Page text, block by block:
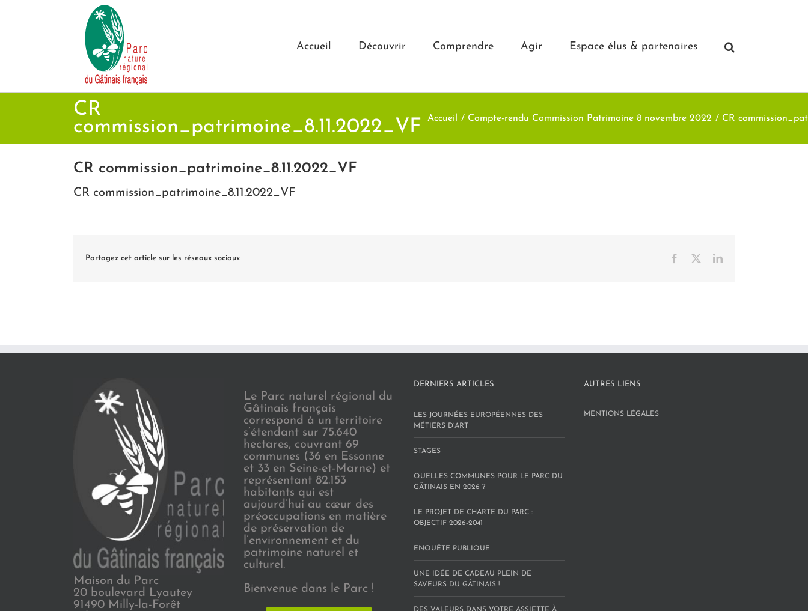
Accueil Découvrir Comprendre Agir Espace élus & partenaires
CR
commission_patrimoine_8.11.2022_VF
Accueil Compte-rendu Commission Patrimoine 8 novembre 2022 CR
CR commission_patrimoine_8.11.2022_VF
CR commission_patrimoine_8.11.2022_VF
Partagez cet article sur les réseaux sociaux Facebook LinkedIn
Maison du Parc
20 boulevard Lyautey
91490 Milly-la-Forêt
Le Parc naturel régional du
Gâtinais français
correspond à un territoire
s’étendant sur 75.640
hectares, couvrant 69
communes (36 en Essonne
et 33 en Seine-et-Marne) et
représentant 82.153
habitants qui est
aujourd’hui au cœur des
préoccupations en matière
de préservation de
l’environnement et du
patrimoine naturel et
culturel.
Bienvenue dans le Parc !
DERNIERS ARTICLES
LES JOURNÉES EUROPÉENNES DES
MÉTIERS D’ART
STAGES
QUELLES COMMUNES POUR LE PARC DU
GÂTINAIS EN 2026 ?
LE PROJET DE CHARTE DU PARC :
OBJECTIF 2026-2041
ENQUÊTE PUBLIQUE
UNE IDÉE DE CADEAU PLEIN DE
SAVEURS DU GÂTINAIS !
AUTRES LIENS
MENTIONS LÉGALES